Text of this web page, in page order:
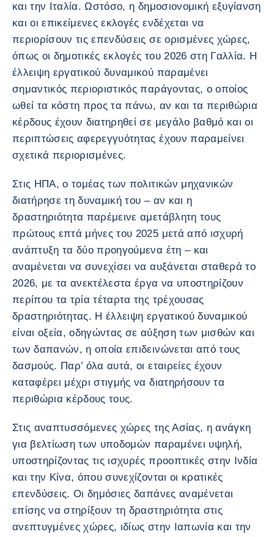
και την Ιταλία. Ωστόσο, η δημοσιονομική εξυγίανση
και οι επικείμενες εκλογές ενδέχεται να
περιορίσουν τις επενδύσεις σε ορισμένες χώρες,
όπως οι δημοτικές εκλογές του 2026 στη Γαλλία. Η
έλλειψη εργατικού δυναμικού παραμένει
σημαντικός περιοριστικός παράγοντας, ο οποίος
ωθεί τα κόστη προς τα πάνω, αν και τα περιθώρια
κέρδους έχουν διατηρηθεί σε μεγάλο βαθμό και οι
περιπτώσεις αφερεγγυότητας έχουν παραμείνει
σχετικά περιορισμένες.
Στις ΗΠΑ, ο τομέας των πολιτικών μηχανικών
διατήρησε τη δυναμική του – αν και η
δραστηριότητα παρέμεινε αμετάβλητη τους
πρώτους επτά μήνες του 2025 μετά από ισχυρή
ανάπτυξη τα δύο προηγούμενα έτη – και
αναμένεται να συνεχίσει να αυξάνεται σταθερά το
2026, με τα ανεκτέλεστα έργα να υποστηρίζουν
περίπου τα τρία τέταρτα της τρέχουσας
δραστηριότητας. Η έλλειψη εργατικού δυναμικού
είναι οξεία, οδηγώντας σε αύξηση των μισθών και
των δαπανών, η οποία επιδεινώνεται από τους
δασμούς. Παρ’ όλα αυτά, οι εταιρείες έχουν
καταφέρει μέχρι στιγμής να διατηρήσουν τα
περιθώρια κέρδους τους.
Στις αναπτυσσόμενες χώρες της Ασίας, η ανάγκη
για βελτίωση των υποδομών παραμένει υψηλή,
υποστηρίζοντας τις ισχυρές προοπτικές στην Ινδία
και την Κίνα, όπου συνεχίζονται οι κρατικές
επενδύσεις. Οι δημόσιες δαπάνες αναμένεται
επίσης να στηρίξουν τη δραστηριότητα στις
ανεπτυγμένες χώρες, ιδίως στην Ιαπωνία και την